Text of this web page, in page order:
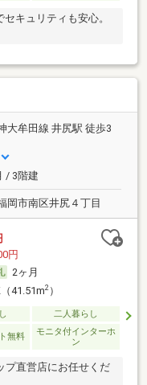
キュリティも安心。
大牟田線 井尻駅 徒歩3
/ 3階建
岡市南区井尻４丁目
円
2ヶ月
41.51m2）
二人暮らし
無料
モニタ付インターホ
ン
直営店にお任せくだ